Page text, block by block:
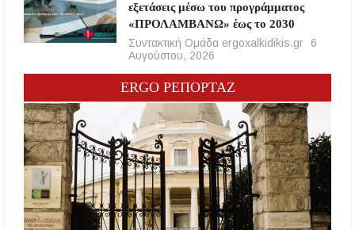
εξετάσεις μέσω του προγράμματος
«ΠΡΟΛΑΜΒΑΝΩ» έως το 2030
Συντακτική Ομάδα ergoxalkidikis.gr
6
Αυγούστου, 2026
ERGO ΡΕΠΟΡΤΑΖ